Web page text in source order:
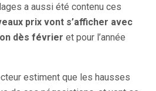
a aussi été contenu ces
prix vont s’afficher avec
dès février et pour l’année
estiment que les hausses